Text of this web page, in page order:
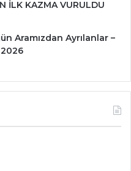
İLK KAZMA VURULDU
Aramızdan Ayrılanlar –